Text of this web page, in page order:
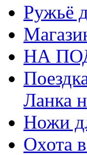
Ружьё
НА
Ланка
Ножи
Охота